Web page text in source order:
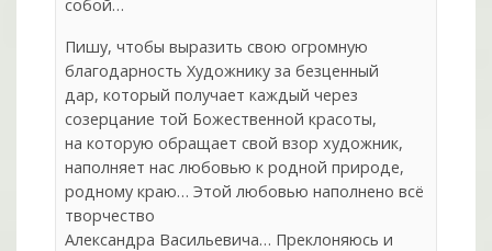
собой…
Пишу, чтобы выразить свою огромную
благодарность Художнику за безценный
дар, который получает каждый через
созерцание той Божественной красоты,
на которую обращает свой взор художник,
наполняет нас любовью к родной природе,
родному краю… Этой любовью наполнено всё
творчество
Александра Васильевича… Преклоняюсь и